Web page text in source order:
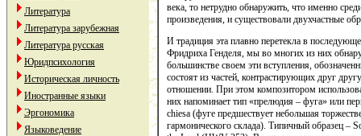
Литература
Литература зарубежная
Литература русская
Юридпсихология
Историческая личность
Иностранные языки
Эргономика
Языковедение
века, то нетрудно обнаружить, что именно
произведения, и существовали двухчастные
И традиция эта плавно перетекла в
Фридриха Генделя, мы во многих из них
большинстве своем эти вступления,
состоят из частей, контрастирующих друг
отношении. При этом композитором
них напоминает тип «прелюдия – фуга» или
chiesa (фуге предшествует небольшая
гармонического склада). Типичный образец –